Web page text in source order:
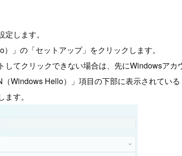
します。
」の「セットアップ」をクリックします。
してクリックできない場合は、先にWindowsアカ
Windows Hello）」項目の下部に表示されている
す。